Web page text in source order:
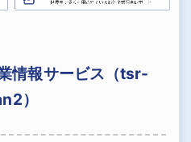
情報サービス（tsr-
）